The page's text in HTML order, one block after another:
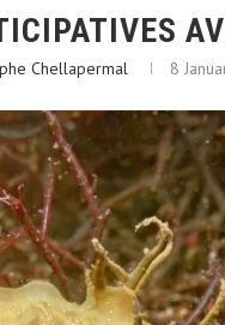
Chellapermal 8